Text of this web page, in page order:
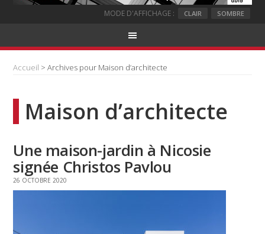
MODE D'AFFICHAGE : CLAIR SOMBRE
Accueil > Archives pour Maison d’architecte
Maison d’architecte
Une maison-jardin à Nicosie
signée Christos Pavlou
26 OCTOBRE 2020